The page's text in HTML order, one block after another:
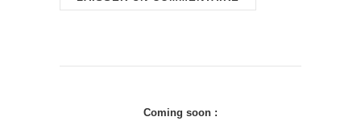
Coming soon :